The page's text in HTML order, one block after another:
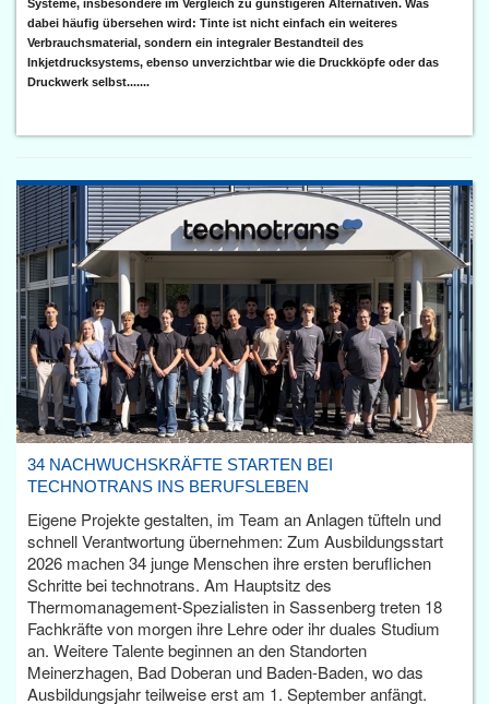
Systeme, insbesondere im Vergleich zu günstigeren Alternativen. Was
dabei häufig übersehen wird: Tinte ist nicht einfach ein weiteres
Verbrauchsmaterial, sondern ein integraler Bestandteil des
Inkjetdrucksystems, ebenso unverzichtbar wie die Druckköpfe oder das
Druckwerk selbst.......
34 NACHWUCHSKRÄFTE STARTEN BEI
TECHNOTRANS INS BERUFSLEBEN
Eigene Projekte gestalten, im Team an Anlagen tüfteln und
schnell Verantwortung übernehmen: Zum Ausbildungsstart
2026 machen 34 junge Menschen ihre ersten beruflichen
Schritte bei technotrans. Am Hauptsitz des
Thermomanagement-Spezialisten in Sassenberg treten 18
Fachkräfte von morgen ihre Lehre oder ihr duales Studium
an. Weitere Talente beginnen an den Standorten
Meinerzhagen, Bad Doberan und Baden-Baden, wo das
Ausbildungsjahr teilweise erst am 1. September anfängt.